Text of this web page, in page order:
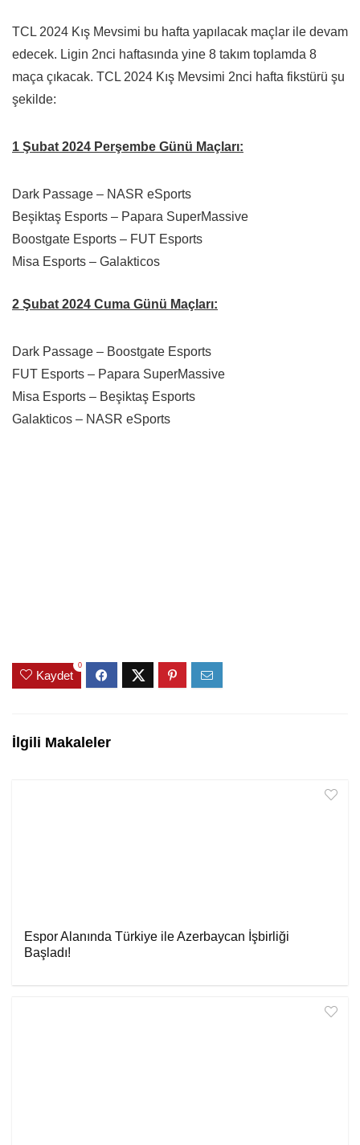
TCL 2024 Kış Mevsimi bu hafta yapılacak maçlar ile devam
edecek. Ligin 2nci haftasında yine 8 takım toplamda 8
maça çıkacak. TCL 2024 Kış Mevsimi 2nci hafta fikstürü şu
şekilde:
1 Şubat 2024 Perşembe Günü Maçları:
Dark Passage – NASR eSports
Beşiktaş Esports – Papara SuperMassive
Boostgate Esports – FUT Esports
Misa Esports – Galakticos
2 Şubat 2024 Cuma Günü Maçları:
Dark Passage – Boostgate Esports
FUT Esports – Papara SuperMassive
Misa Esports – Beşiktaş Esports
Galakticos – NASR eSports
Kaydet
0
İlgili Makaleler
Espor Alanında Türkiye ile Azerbaycan İşbirliği
Başladı!